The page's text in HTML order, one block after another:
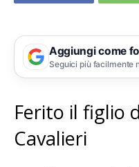
Aggiungi come
Seguici più facilmente
Ferito il figlio
Cavalieri